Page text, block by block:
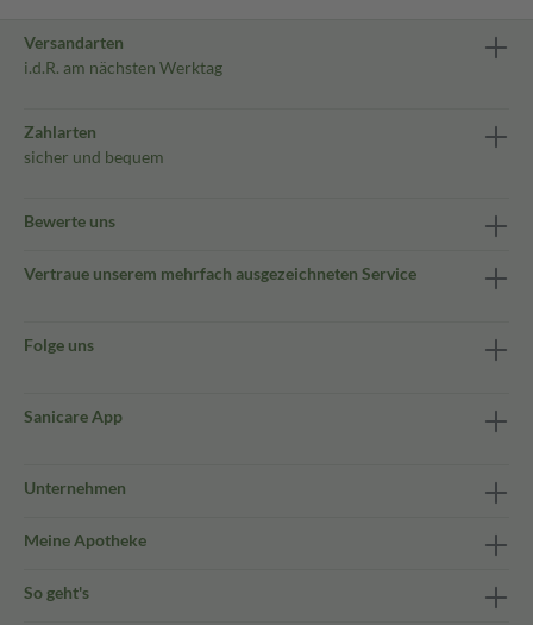
Versandarten
i.d.R. am nächsten Werktag
Zahlarten
sicher und bequem
Bewerte uns
Vertraue unserem mehrfach ausgezeichneten Service
Folge uns
Sanicare App
Unternehmen
Meine Apotheke
So geht's